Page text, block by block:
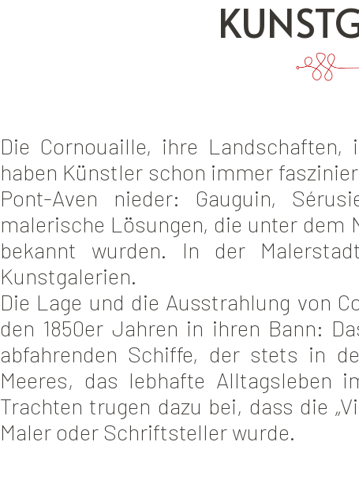
Die Cornouaille, ihre
haben Künstler schon immer
Pont-Aven nieder: Gauguin,
malerische Lösungen, die unter dem
bekannt wurden. In der
Kunstgalerien.
Die Lage und die Ausstrahlung von
den 1850er Jahren in ihren Bann:
abfahrenden Schiffe, der stets in
Meeres, das lebhafte Alltagsleben
Trachten trugen dazu bei, dass die
Maler oder Schriftsteller wurde.